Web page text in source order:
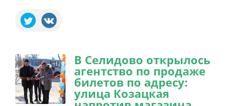
В Селидово открылось
агентство по продаже
билетов по адресу:
улица Козацкая